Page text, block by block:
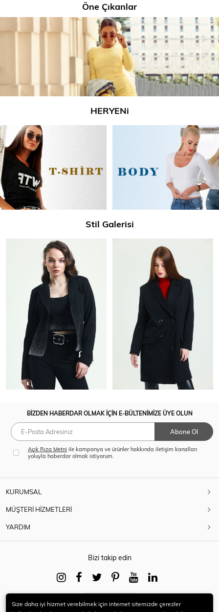
Öne Çıkanlar
HERYENi
Stil Galerisi
BİZDEN HABERDAR OLMAK İÇİN E-BÜLTENİMİZE ÜYE OLUN
Abone Ol
Açık Rıza Metni ile kampanya ve ürünler hakkında iletişim kanalları
yoluyla haberdar olmak istiyorum.
KURUMSAL
MÜŞTERİ HİZMETLERİ
YARDIM
Bizi takip edin
Google play
Size daha iyi hizmet verebilmek için internet sitemizde çerezler